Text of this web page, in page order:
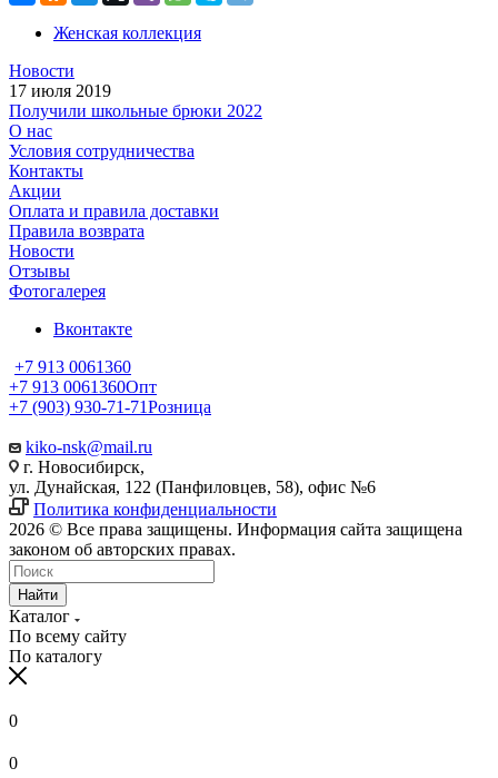
Женская коллекция
Новости
17 июля 2019
Получили школьные брюки 2022
О нас
Условия сотрудничества
Контакты
Акции
Оплата и правила доставки
Правила возврата
Новости
Отзывы
Фотогалерея
Вконтакте
+7 913 0061360
+7 913 0061360Опт
+7 (903) 930-71-71Розница
kiko-nsk@mail.ru
г. Новосибирск,
ул. Дунайская, 122 (Панфиловцев, 58), офис №6
Политика конфиденциальности
2026 © Все права защищены. Информация сайта защищена
законом об авторских правах.
Найти
Каталог
По всему сайту
По каталогу
0
0